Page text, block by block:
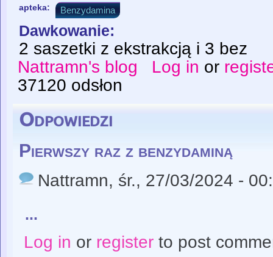
apteka: Benzydamina
Dawkowanie:
2 saszetki z ekstrakcją i 3 bez
Nattramn's blog
Log in or
37120 odsłon
Odpowiedzi
Pierwszy raz z benzydaminą
Nattramn, śr., 27/03/2024 -
...
Log in or registerto post